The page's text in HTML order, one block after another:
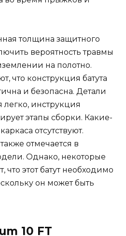
толщина защитного
вероятность травмы
на полотно.
что конструкция батута
и безопасна. Детали
легко, инструкция
этапы сборки. Какие-
отсутствуют.
отмечается в
Однако, некоторые
что этот батут необходимо
он может быть
10 FT